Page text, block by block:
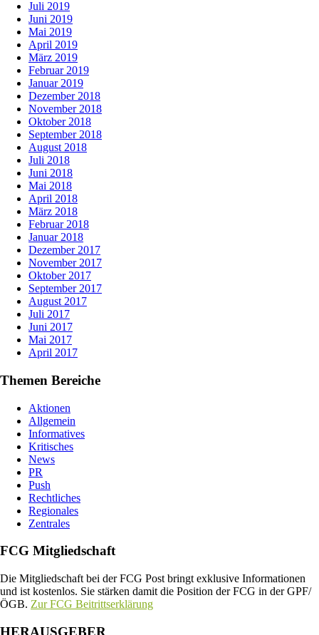
Juli 2019
Juni 2019
Mai 2019
April 2019
März 2019
Februar 2019
Januar 2019
Dezember 2018
November 2018
Oktober 2018
September 2018
August 2018
Juli 2018
Juni 2018
Mai 2018
April 2018
März 2018
Februar 2018
Januar 2018
Dezember 2017
November 2017
Oktober 2017
September 2017
August 2017
Juli 2017
Juni 2017
Mai 2017
April 2017
Themen Bereiche
Aktionen
Allgemein
Informatives
Kritisches
News
PR
Push
Rechtliches
Regionales
Zentrales
FCG Mitgliedschaft
Die Mitgliedschaft bei der FCG Post bringt exklusive Informationen
und ist kostenlos. Sie stärken damit die Position der FCG in der GPF/
ÖGB. Zur FCG Beitrittserklärung
HERAUSGEBER